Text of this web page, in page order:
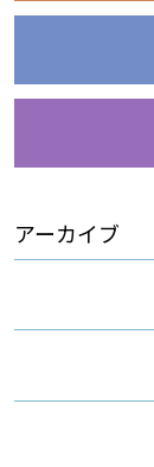
アーカイブ